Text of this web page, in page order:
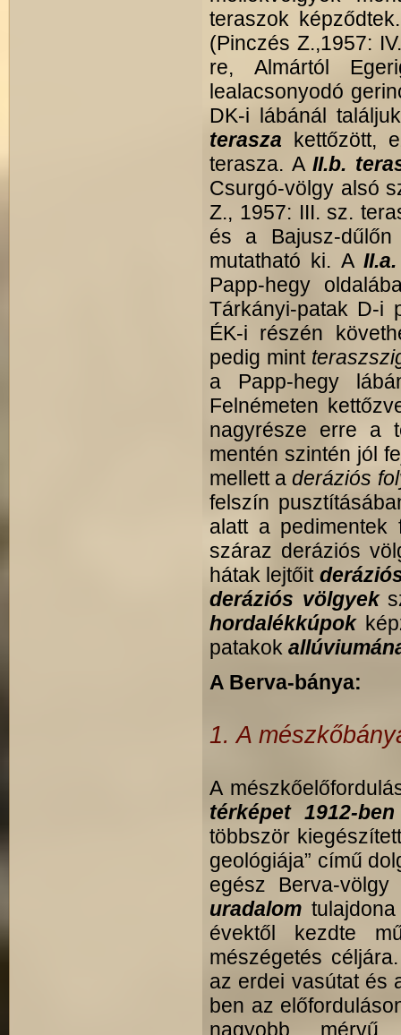
teraszok
(Pinczés Z.,1957:
re, Almártól
lealacsonyodó
DK-i lábánál
terasza kettőzött,
terasza. AII.b.
Csurgó-völgy alsó
Z., 1957: III. sz.
és a Bajusz-
mutatható ki. A
Papp-hegy
Tárkányi-patak D-i
ÉK-i részén
pedig mint
a Papp-hegy
Felnémeten
nagyrésze erre a
mentén szintén
mellett aderáziós
felszín
alatt a pedimentek
száraz deráziós
hátak lejtőit
deráziós völgyek
hordalékkúpok
patakok
A Berva-bánya:
1. A
A
térképet 1912-
többször
geológiája” című
egész Berva-
uradalom
évektől kezdte
mészégetés
az erdei vasútat és
ben az
nagyobb